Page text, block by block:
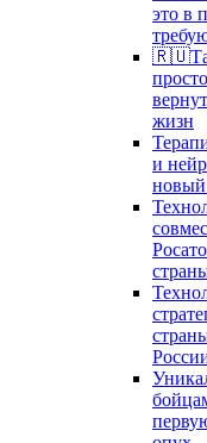
это в
жизн
и
новый